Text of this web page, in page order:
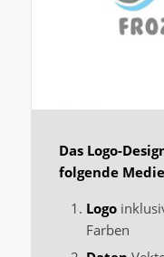
Das Logo-
folgende
Logo
Farben